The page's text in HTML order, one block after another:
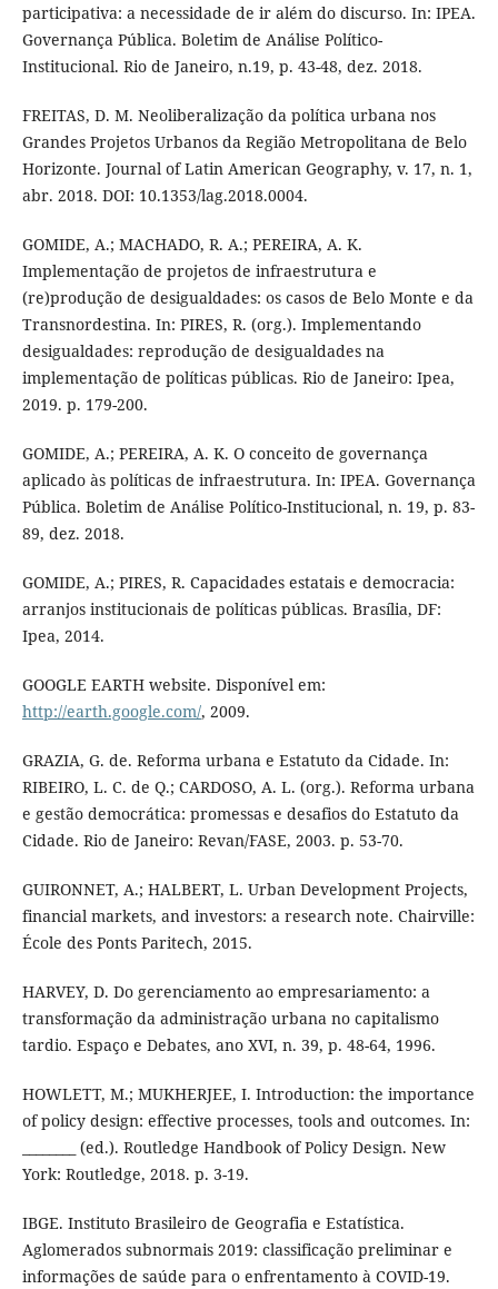
participativa: a necessidade de ir além do discurso. In: IPEA.
Governança Pública. Boletim de Análise Político-
Institucional. Rio de Janeiro, n.19, p. 43-48, dez. 2018.
FREITAS, D. M. Neoliberalização da política urbana nos
Grandes Projetos Urbanos da Região Metropolitana de Belo
Horizonte. Journal of Latin American Geography, v. 17, n. 1,
abr. 2018. DOI: 10.1353/lag.2018.0004.
GOMIDE, A.; MACHADO, R. A.; PEREIRA, A. K.
Implementação de projetos de infraestrutura e
(re)produção de desigualdades: os casos de Belo Monte e da
Transnordestina. In: PIRES, R. (org.). Implementando
desigualdades: reprodução de desigualdades na
implementação de políticas públicas. Rio de Janeiro: Ipea,
2019. p. 179-200.
GOMIDE, A.; PEREIRA, A. K. O conceito de governança
aplicado às políticas de infraestrutura. In: IPEA. Governança
Pública. Boletim de Análise Político-Institucional, n. 19, p. 83-
89, dez. 2018.
GOMIDE, A.; PIRES, R. Capacidades estatais e democracia:
arranjos institucionais de políticas públicas. Brasília, DF:
Ipea, 2014.
GOOGLE EARTH website. Disponível em:
http://earth.google.com/, 2009.
GRAZIA, G. de. Reforma urbana e Estatuto da Cidade. In:
RIBEIRO, L. C. de Q.; CARDOSO, A. L. (org.). Reforma urbana
e gestão democrática: promessas e desafios do Estatuto da
Cidade. Rio de Janeiro: Revan/FASE, 2003. p. 53-70.
GUIRONNET, A.; HALBERT, L. Urban Development Projects,
financial markets, and investors: a research note. Chairville:
École des Ponts Paritech, 2015.
HARVEY, D. Do gerenciamento ao empresariamento: a
transformação da administração urbana no capitalismo
tardio. Espaço e Debates, ano XVI, n. 39, p. 48-64, 1996.
HOWLETT, M.; MUKHERJEE, I. Introduction: the importance
of policy design: effective processes, tools and outcomes. In:
________ (ed.). Routledge Handbook of Policy Design. New
York: Routledge, 2018. p. 3-19.
IBGE. Instituto Brasileiro de Geografia e Estatística.
Aglomerados subnormais 2019: classificação preliminar e
informações de saúde para o enfrentamento à COVID-19.